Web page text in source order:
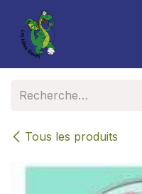
Se rendre au contenu
Tous les produits